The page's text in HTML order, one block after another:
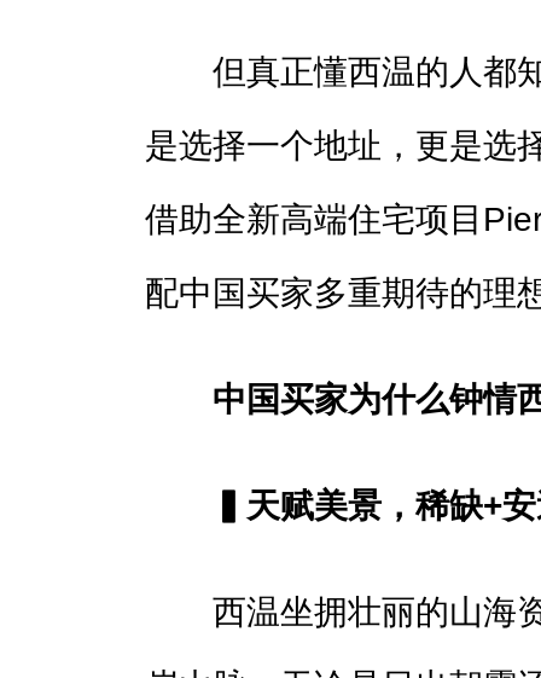
但真正懂西温的人都
是选择一个地址，更是选
借助全新高端住宅项目
配中国买家多重期待的理
中国买家为什么钟情
▍天赋美景，稀缺+
西温坐拥壮丽的山海资